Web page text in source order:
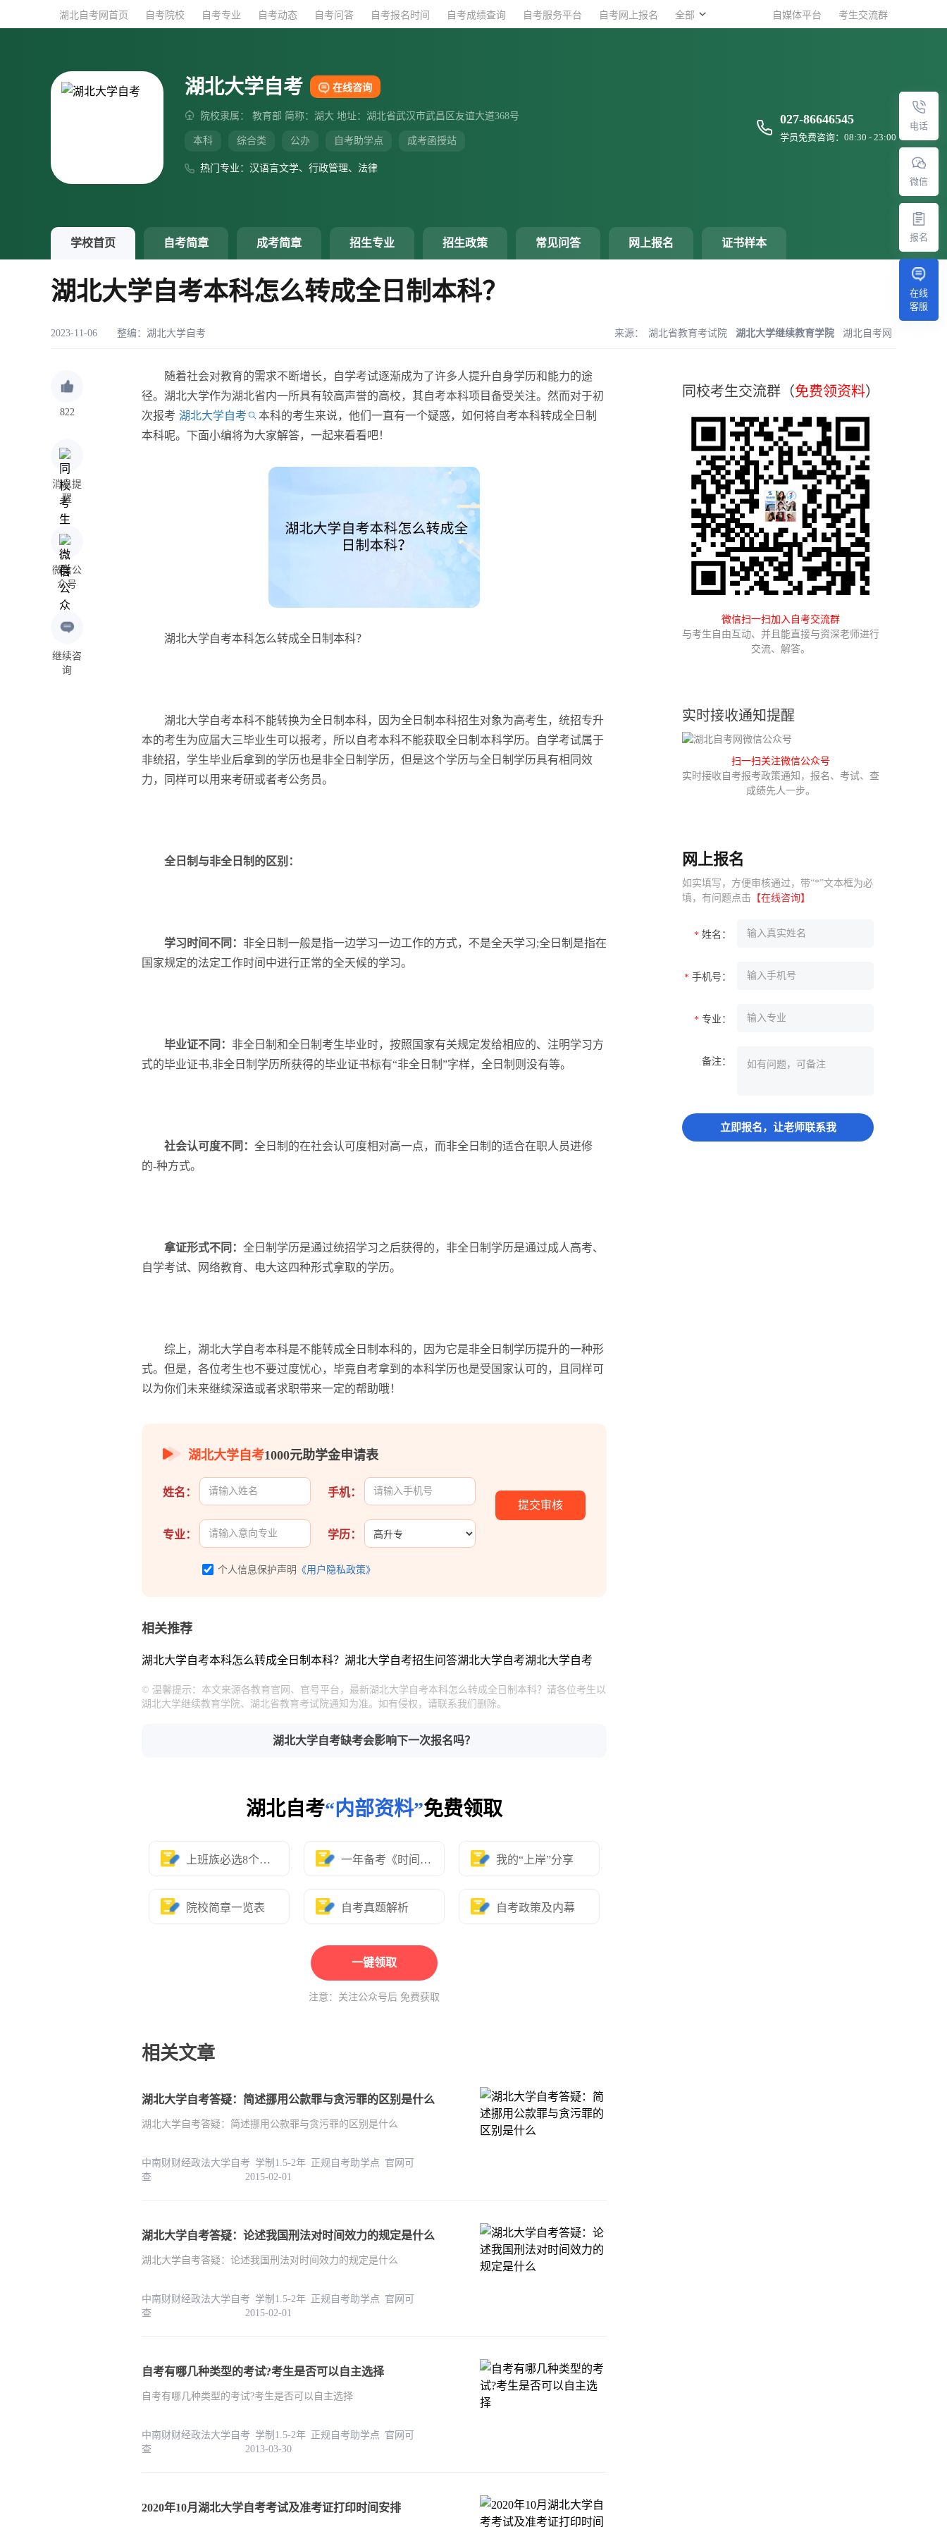
湖北自考网首页 自考院校 自考专业 自考动态 自考问答 自考报名时间 自考成绩查询 自考服务平台 自考网上报名 全部 自媒体平台 考生交流群
湖北大学自考 在线咨询
院校隶属： 教育部 简称：湖大 地址：湖北省武汉市武昌区友谊大道368号
本科 综合类 公办 自考助学点 成考函授站
热门专业：汉语言文学、行政管理、法律
027-86646545
学员免费咨询：08:30 - 23:00
学校首页 自考简章 成考简章 招生专业 招生政策 常见问答 网上报名 证书样本
电话
微信
报名
在线
客服
湖北大学自考本科怎么转成全日制本科？
2023-11-06 整编： 湖北大学自考 来源： 湖北省教育考试院 湖北大学继续教育学院 湖北自考网
822
消息提
醒
微信公
众号
继续咨
询
随着社会对教育的需求不断增长，自学考试逐渐成为了许多人提升自身学历和能力的途
径。湖北大学作为湖北省内一所具有较高声誉的高校，其自考本科项目备受关注。然而对于初
次报考 湖北大学自考
本科的考生来说，他们一直有一个疑惑，如何将自考本科转成全日制
本科呢。下面小编将为大家解答，一起来看看吧！
湖北大学自考本科怎么转成全日制本科？
湖北大学自考本科不能转换为全日制本科，因为全日制本科招生对象为高考生，统招专升
本的考生为应届大三毕业生可以报考，所以自考本科不能获取全日制本科学历。自学考试属于
非统招，学生毕业后拿到的学历也是非全日制学历，但是这个学历与全日制学历具有相同效
力，同样可以用来考研或者考公务员。
全日制与非全日制的区别：
学习时间不同： 非全日制一般是指一边学习一边工作的方式，不是全天学习;全日制是指在
国家规定的法定工作时间中进行正常的全天候的学习。
毕业证不同： 非全日制和全日制考生毕业时，按照国家有关规定发给相应的、注明学习方
式的毕业证书,非全日制学历所获得的毕业证书标有“非全日制”字样，全日制则没有等。
社会认可度不同： 全日制的在社会认可度相对高一点，而非全日制的适合在职人员进修
的-种方式。
拿证形式不同： 全日制学历是通过统招学习之后获得的，非全日制学历是通过成人高考、
自学考试、网络教育、电大这四种形式拿取的学历。
综上，湖北大学自考本科是不能转成全日制本科的，因为它是非全日制学历提升的一种形
式。但是，各位考生也不要过度忧心，毕竟自考拿到的本科学历也是受国家认可的，且同样可
以为你们未来继续深造或者求职带来一定的帮助哦！
湖北大学自考1000元助学金申请表
姓名： 手机：
专业： 学历：
个人信息保护声明 《用户隐私政策》
相关推荐
湖北大学自考本科怎么转成全日制本科？ 湖北大学自考招生问答湖北大学自考湖北大学自考
© 温馨提示：本文来源各教育官网、官号平台，最新湖北大学自考本科怎么转成全日制本科？请各位考生以
湖北大学继续教育学院、湖北省教育考试院通知为准。如有侵权，请联系我们删除。
湖北大学自考缺考会影响下一次报名吗？
湖北自考“内部资料”免费领取
上班族必选8个专业 一年备考《时间表》 我的“上岸”分享
院校简章一览表 自考真题解析 自考政策及内幕
一键领取
注意：关注公众号后 免费获取
相关文章
湖北大学自考答疑：简述挪用公款罪与贪污罪的区别是什么
湖北大学自考答疑：简述挪用公款罪与贪污罪的区别是什么
中南财财经政法大学自考 学制1.5-2年 正规自考助学点 官网可
查 2015-02-01
湖北大学自考答疑：论述我国刑法对时间效力的规定是什么
湖北大学自考答疑：论述我国刑法对时间效力的规定是什么
中南财财经政法大学自考 学制1.5-2年 正规自考助学点 官网可
查 2015-02-01
自考有哪几种类型的考试?考生是否可以自主选择
自考有哪几种类型的考试?考生是否可以自主选择
中南财财经政法大学自考 学制1.5-2年 正规自考助学点 官网可
查 2013-03-30
2020年10月湖北大学自考考试及准考证打印时间安排
同校考生交流群（免费领资料）
微信扫一扫加入自考交流群
与考生自由互动、并且能直接与资深老师进行
交流、解答。
湖北自考网首页 自考院校 自考专业 自考动态 自考问答 自考报名时间 自考成绩查询 自考服务平台 自考网上报名 全部 自媒体平台 考生交流群
实时接收通知提醒
扫一扫关注微信公众号
实时接收自考报考政策通知，报名、考试、查
成绩先人一步。
网上报名
如实填写，方便审核通过，带“*”文本框为必
填，有问题点击 【在线咨询】
* 姓名：
* 手机号：
* 专业：
备注：